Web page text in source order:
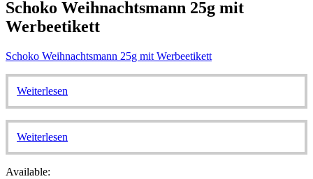
Schoko Weihnachtsmann 25g mit
Werbeetikett
Schoko Weihnachtsmann 25g mit Werbeetikett
Weiterlesen
Weiterlesen
Available: